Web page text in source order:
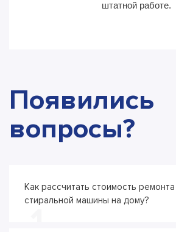
штатной работе.
Появились
вопросы?
Как рассчитать стоимость ремонта
стиральной машины на дому?